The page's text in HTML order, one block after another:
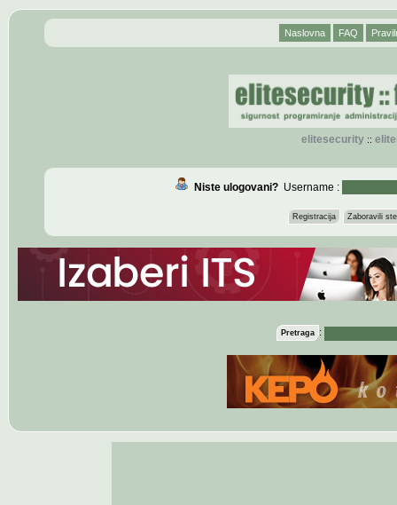
Naslovna FAQ
elitesecurity::
Niste ulogovani?Username :
Registracija Zaboravili
Pretraga :